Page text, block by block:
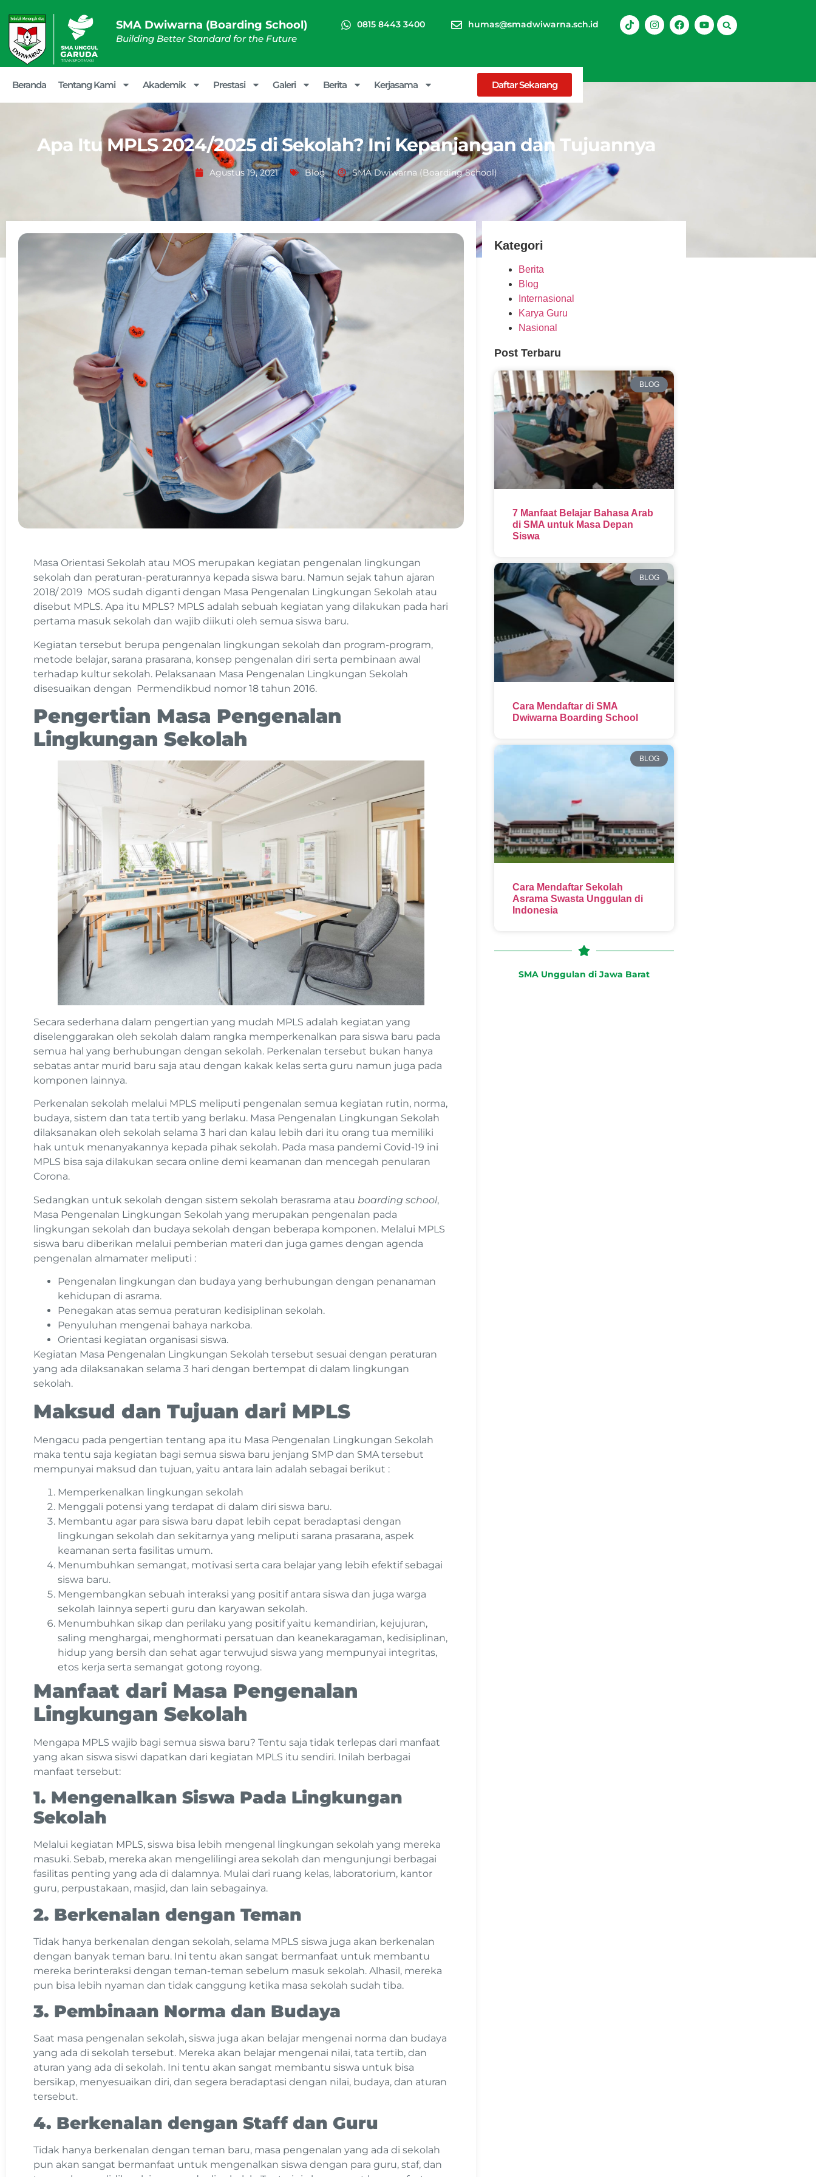
SMA Dwiwarna (Boarding School)
Building Better Standard for the Future
0815 8443 3400 humas@smadwiwarna.sch.id
Beranda Tentang Kami Akademik Prestasi Galeri Berita Kerjasama Daftar Sekarang
Apa Itu MPLS 2024/2025 di Sekolah? Ini Kepanjangan dan Tujuannya
Agustus 19, 2021 Blog SMA Dwiwarna (Boarding School)
Masa Orientasi Sekolah atau MOS merupakan kegiatan pengenalan lingkungan
sekolah dan peraturan-peraturannya kepada siswa baru. Namun sejak tahun ajaran
2018/ 2019 MOS sudah diganti dengan Masa Pengenalan Lingkungan Sekolah atau
disebut MPLS. Apa itu MPLS? MPLS adalah sebuah kegiatan yang dilakukan pada hari
pertama masuk sekolah dan wajib diikuti oleh semua siswa baru.
Kegiatan tersebut berupa pengenalan lingkungan sekolah dan program-program,
metode belajar, sarana prasarana, konsep pengenalan diri serta pembinaan awal
terhadap kultur sekolah. Pelaksanaan Masa Pengenalan Lingkungan Sekolah
disesuaikan dengan Permendikbud nomor 18 tahun 2016.
Pengertian Masa Pengenalan
Lingkungan Sekolah
Secara sederhana dalam pengertian yang mudah MPLS adalah kegiatan yang
diselenggarakan oleh sekolah dalam rangka memperkenalkan para siswa baru pada
semua hal yang berhubungan dengan sekolah. Perkenalan tersebut bukan hanya
sebatas antar murid baru saja atau dengan kakak kelas serta guru namun juga pada
komponen lainnya.
Perkenalan sekolah melalui MPLS meliputi pengenalan semua kegiatan rutin, norma,
budaya, sistem dan tata tertib yang berlaku. Masa Pengenalan Lingkungan Sekolah
dilaksanakan oleh sekolah selama 3 hari dan kalau lebih dari itu orang tua memiliki
hak untuk menanyakannya kepada pihak sekolah. Pada masa pandemi Covid-19 ini
MPLS bisa saja dilakukan secara online demi keamanan dan mencegah penularan
Corona.
Sedangkan untuk sekolah dengan sistem sekolah berasrama atau boarding school,
Masa Pengenalan Lingkungan Sekolah yang merupakan pengenalan pada
lingkungan sekolah dan budaya sekolah dengan beberapa komponen. Melalui MPLS
siswa baru diberikan melalui pemberian materi dan juga games dengan agenda
pengenalan almamater meliputi :
Pengenalan lingkungan dan budaya yang berhubungan dengan penanaman
kehidupan di asrama.
Penegakan atas semua peraturan kedisiplinan sekolah.
Penyuluhan mengenai bahaya narkoba.
Orientasi kegiatan organisasi siswa.
Kegiatan Masa Pengenalan Lingkungan Sekolah tersebut sesuai dengan peraturan
yang ada dilaksanakan selama 3 hari dengan bertempat di dalam lingkungan
sekolah.
Maksud dan Tujuan dari MPLS
Mengacu pada pengertian tentang apa itu Masa Pengenalan Lingkungan Sekolah
maka tentu saja kegiatan bagi semua siswa baru jenjang SMP dan SMA tersebut
mempunyai maksud dan tujuan, yaitu antara lain adalah sebagai berikut :
Memperkenalkan lingkungan sekolah
Menggali potensi yang terdapat di dalam diri siswa baru.
Membantu agar para siswa baru dapat lebih cepat beradaptasi dengan
lingkungan sekolah dan sekitarnya yang meliputi sarana prasarana, aspek
keamanan serta fasilitas umum.
Menumbuhkan semangat, motivasi serta cara belajar yang lebih efektif sebagai
siswa baru.
Mengembangkan sebuah interaksi yang positif antara siswa dan juga warga
sekolah lainnya seperti guru dan karyawan sekolah.
Menumbuhkan sikap dan perilaku yang positif yaitu kemandirian, kejujuran,
saling menghargai, menghormati persatuan dan keanekaragaman, kedisiplinan,
hidup yang bersih dan sehat agar terwujud siswa yang mempunyai integritas,
etos kerja serta semangat gotong royong.
Manfaat dari Masa Pengenalan
Lingkungan Sekolah
Mengapa MPLS wajib bagi semua siswa baru? Tentu saja tidak terlepas dari manfaat
yang akan siswa siswi dapatkan dari kegiatan MPLS itu sendiri. Inilah berbagai
manfaat tersebut:
1. Mengenalkan Siswa Pada Lingkungan
Sekolah
Melalui kegiatan MPLS, siswa bisa lebih mengenal lingkungan sekolah yang mereka
masuki. Sebab, mereka akan mengelilingi area sekolah dan mengunjungi berbagai
fasilitas penting yang ada di dalamnya. Mulai dari ruang kelas, laboratorium, kantor
guru, perpustakaan, masjid, dan lain sebagainya.
2. Berkenalan dengan Teman
Tidak hanya berkenalan dengan sekolah, selama MPLS siswa juga akan berkenalan
dengan banyak teman baru. Ini tentu akan sangat bermanfaat untuk membantu
mereka berinteraksi dengan teman-teman sebelum masuk sekolah. Alhasil, mereka
pun bisa lebih nyaman dan tidak canggung ketika masa sekolah sudah tiba.
3. Pembinaan Norma dan Budaya
Saat masa pengenalan sekolah, siswa juga akan belajar mengenai norma dan budaya
yang ada di sekolah tersebut. Mereka akan belajar mengenai nilai, tata tertib, dan
aturan yang ada di sekolah. Ini tentu akan sangat membantu siswa untuk bisa
bersikap, menyesuaikan diri, dan segera beradaptasi dengan nilai, budaya, dan aturan
tersebut.
4. Berkenalan dengan Staff dan Guru
Tidak hanya berkenalan dengan teman baru, masa pengenalan yang ada di sekolah
pun akan sangat bermanfaat untuk mengenalkan siswa dengan para guru, staf, dan
Kategori
Berita
Blog
Internasional
Karya Guru
Nasional
Post Terbaru
BLOG
7 Manfaat Belajar Bahasa Arab
di SMA untuk Masa Depan
Siswa
BLOG
Cara Mendaftar di SMA
Dwiwarna Boarding School
BLOG
Cara Mendaftar Sekolah
Asrama Swasta Unggulan di
Indonesia
SMA Unggulan di Jawa Barat